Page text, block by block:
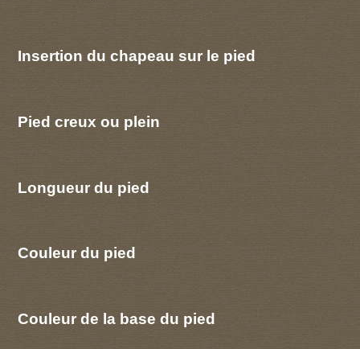
Insertion du chapeau sur le pied
Pied creux ou plein
Longueur du pied
Couleur du pied
Couleur de la base du pied